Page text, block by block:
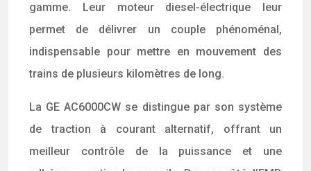
gamme. Leur moteur diesel-électrique leur
permet de délivrer un couple phénoménal,
indispensable pour mettre en mouvement des
trains de plusieurs kilomètres de long.
La GE AC6000CW se distingue par son système
de traction à courant alternatif, offrant un
meilleur contrôle de la puissance et une